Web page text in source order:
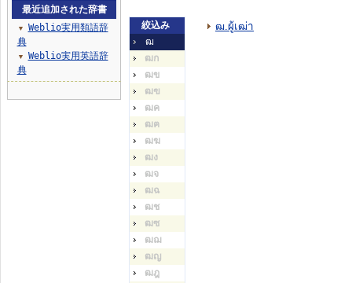
絞込み
ฒ
ฒก
ฒข
ฒฃ
ฒค
ฒฅ
ฒฆ
ฒง
ฒจ
ฒฉ
ฒช
ฒซ
ฒฌ
ฒญ
ฒฎ
ฒ.ผู้เฒ่า
最近追加された辞書
▼
Weblio実用類語辞
典
▼
Weblio実用英語辞
典